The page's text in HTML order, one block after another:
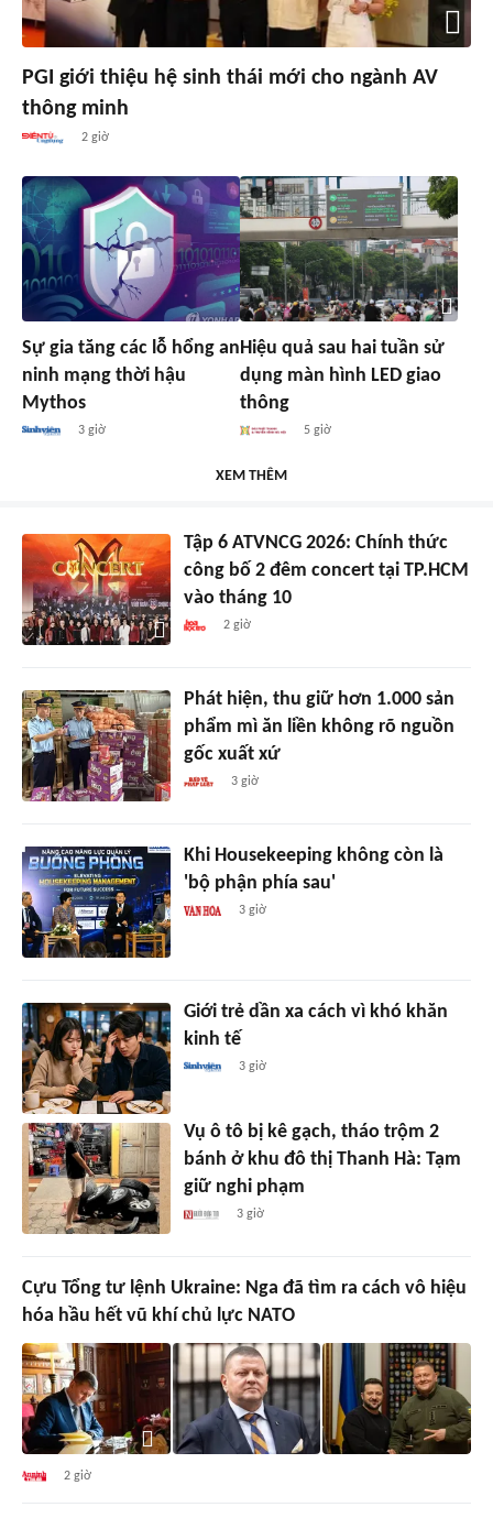
PGI giới thiệu hệ sinh thái mới cho ngành AV
thông minh
2 giờ
Sự gia tăng các lỗ hổng an
ninh mạng thời hậu
Mythos
3 giờ
Hiệu quả sau hai tuần sử
dụng màn hình LED giao
thông
5 giờ
XEM THÊM
Tập 6 ATVNCG 2026: Chính thức
công bố 2 đêm concert tại TP.HCM
vào tháng 10
2 giờ
Phát hiện, thu giữ hơn 1.000 sản
phẩm mì ăn liền không rõ nguồn
gốc xuất xứ
3 giờ
Khi Housekeeping không còn là
'bộ phận phía sau'
3 giờ
Giới trẻ dần xa cách vì khó khăn
kinh tế
3 giờ
Vụ ô tô bị kê gạch, tháo trộm 2
bánh ở khu đô thị Thanh Hà: Tạm
giữ nghi phạm
3 giờ
Cựu Tổng tư lệnh Ukraine: Nga đã tìm ra cách vô hiệu
hóa hầu hết vũ khí chủ lực NATO
2 giờ